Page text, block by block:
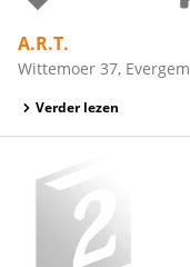
A.R.T.
Wittemoer 37, Evergem
Verder lezen